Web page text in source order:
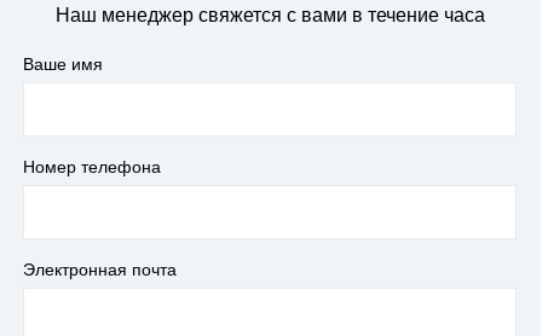
Наш менеджер свяжется с вами в течение часа
Ваше имя
Номер телефона
Электронная почта